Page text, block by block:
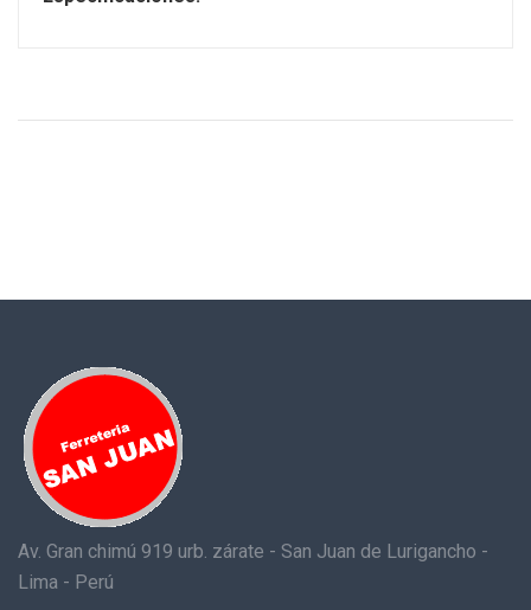
Av. Gran chimú 919 urb. zárate - San Juan de Lurigancho -
Lima - Perú